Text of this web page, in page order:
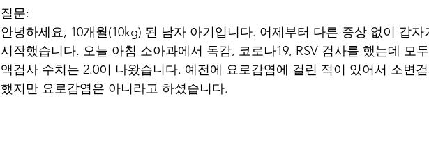
질문:
안녕하세요, 10개월(10kg) 된 남자 아기입니다. 어제부터 다른 증상 없이 갑
시작했습니다. 오늘 아침 소아과에서 독감, 코로나19, RSV 검사를 했는데 모
액검사 수치는 2.0이 나왔습니다. 예전에 요로감염에 걸린 적이 있어서 소변
했지만 요로감염은 아니라고 하셨습니다.